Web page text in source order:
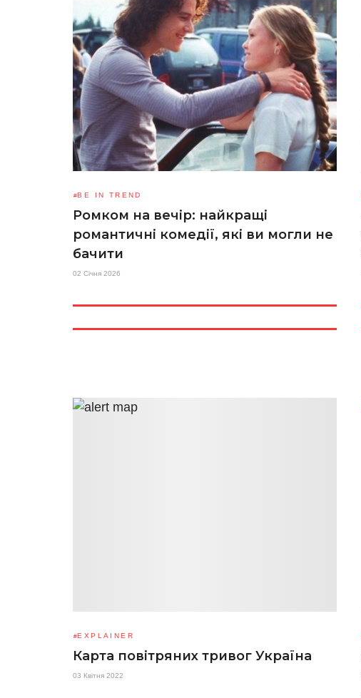
BE IN TREND
Ромком на вечір: найкращі
романтичні комедії, які ви могли не
бачити
02 Січня 2026
EXPLAINER
Карта повітряних тривог Україна
03 Квітня 2022